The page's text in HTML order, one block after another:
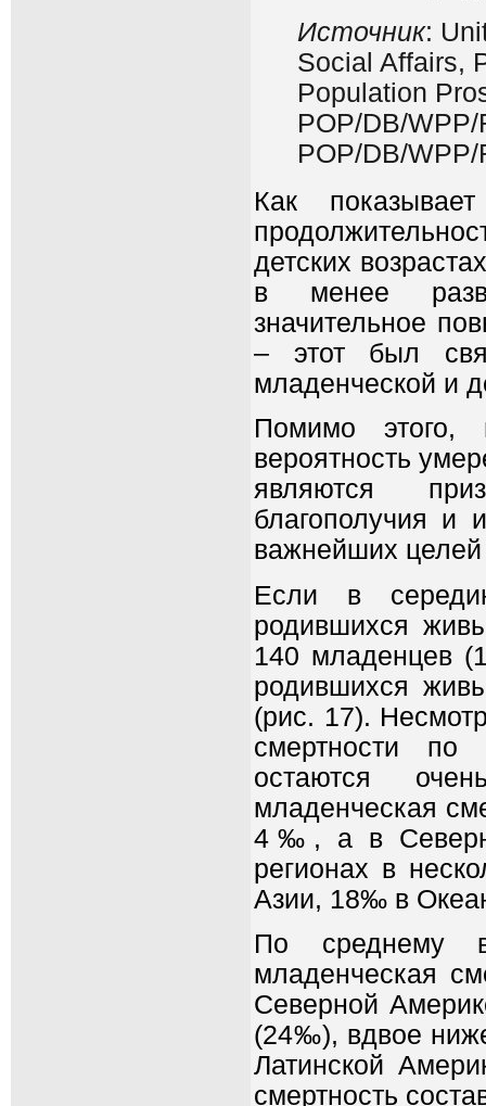
Источник:
Social Affairs,
Population
POP/DB/
POP/DB/
Как
детских
в менее
значительное
– этот был
младенческой и
Помимо этого,
вероятность
являются
благополучия и
важнейших целей
Если в
родившихся
140 младенцев
родившихся
(рис. 17).
смертности
остаются
младенческая
4‰, а в
регионах в
Азии, 18‰ в
По среднему
младенческая
Северной
(24‰), вдвое
Латинской
смертность